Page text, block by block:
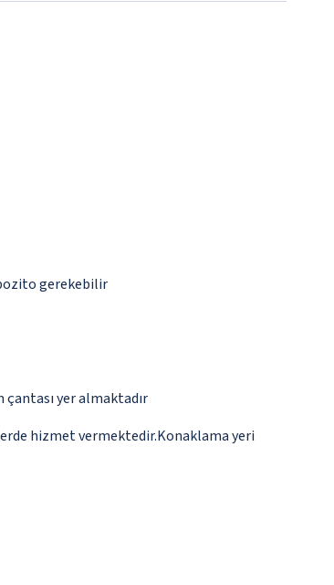
gerekebilir
yer almaktadır
hizmet vermektedir.Konaklama yeri